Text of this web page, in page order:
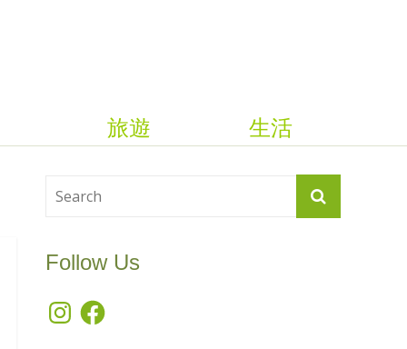
生活
旅遊
Follow Us
InstagramFacebook